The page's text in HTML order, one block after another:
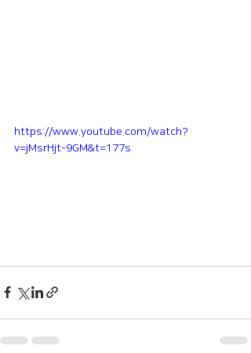
https://www.youtube.com/watch?
v=jMsrHjt-9GM&t=177s